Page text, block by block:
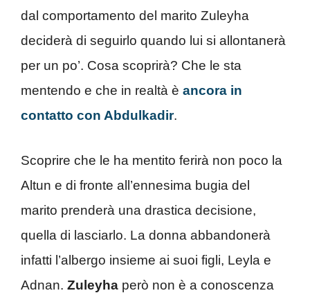
dal comportamento del marito Zuleyha
deciderà di seguirlo quando lui si allontanerà
per un po’. Cosa scoprirà? Che le sta
mentendo e che in realtà è ancora in
contatto con Abdulkadir.
Scoprire che le ha mentito ferirà non poco la
Altun e di fronte all’ennesima bugia del
marito prenderà una drastica decisione,
quella di lasciarlo. La donna abbandonerà
infatti l’albergo insieme ai suoi figli, Leyla e
Adnan. Zuleyha però non è a conoscenza